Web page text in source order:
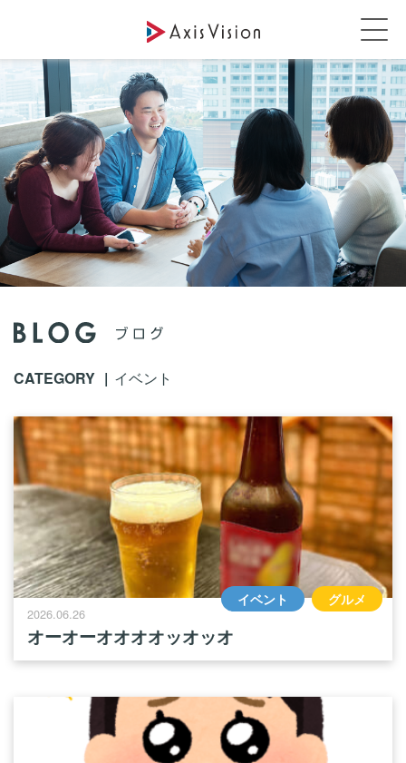
CATEGORY イベント
2026.06.26
オーオーオオオオッオッオ
イベント グルメ